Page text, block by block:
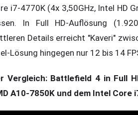
i7-4770K (4x 3,50GHz, Intel HD
In Full HD-Auflösung
Details erreicht "Kaveri"
Lösung hingegen nur 12 bis 14
Vergleich: Battlefield 4 in Full
A10-7850K und dem Intel Core